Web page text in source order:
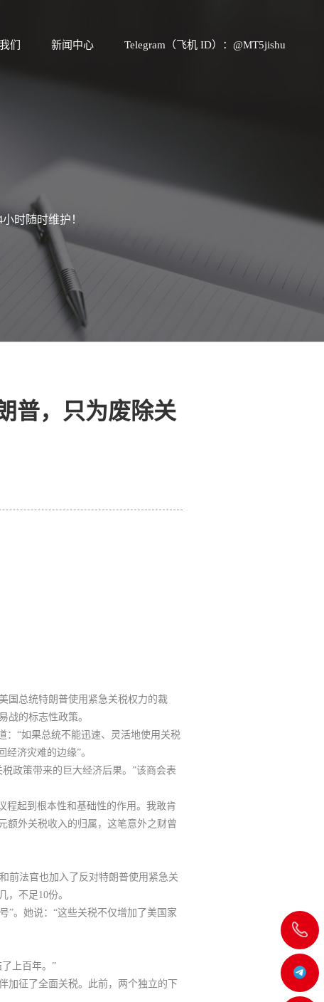
们 新闻中心 Telegram（飞机 ID）：@MT5jishu
飞
机
时随时维护！
普，只为废除关
国总统特朗普使用紧急关税权力的裁
战的标志性政策。
：“如果总统不能迅速、灵活地使用关税
济灾难的边缘”。
政策带来的巨大经济后果。”该商会表
程起到根本性和基础性的作用。我敢肯
额外关税收入的归属，这笔意外之财曾
前法官也加入了反对特朗普使用紧急关
，不足10份。
”。她说：“这些关税不仅增加了美国家
上百年。”
加征了全面关税。此前，两个独立的下